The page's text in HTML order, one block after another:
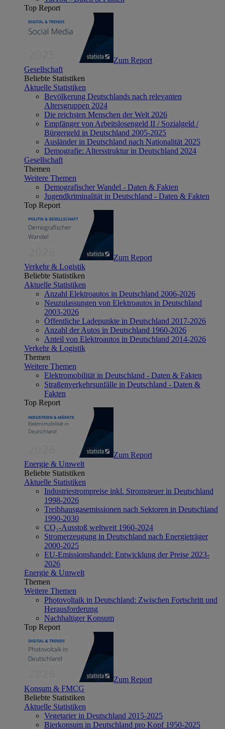
Top Report
Zum Report
Gesellschaft
Beliebte Statistiken
Aktuelle Statistiken
Bevölkerung Deutschlands nach relevanten
Altersgruppen 2024
Die reichsten Menschen der Welt 2026
Empfänger von Arbeitslosengeld II / Sozialgeld /
Bürgergeld in Deutschland 2005-2025
Ausländer in Deutschland nach Nationalität 2025
Demografie: Altersstruktur in Deutschland 2024
Gesellschaft
Themen
Weitere Themen
Demografischer Wandel - Daten & Fakten
Jugendkriminalität in Deutschland - Daten & Fakten
Top Report
Zum Report
Verkehr & Logistik
Beliebte Statistiken
Aktuelle Statistiken
Anzahl Elektroautos in Deutschland 2006-2026
Neuzulassungen von Elektroautos in Deutschland
2003-2026
Öffentliche Ladepunkte in Deutschland 2017-2026
Anzahl der Autos in Deutschland 1960-2026
Anteil von Elektroautos in Deutschland 2014-2026
Verkehr & Logistik
Themen
Weitere Themen
Elektromobilität in Deutschland - Daten & Fakten
Straßenverkehrsunfälle in Deutschland - Daten &
Fakten
Top Report
Zum Report
Energie & Umwelt
Beliebte Statistiken
Aktuelle Statistiken
Industriestrompreise inkl. Stromsteuer in Deutschland
1998-2026
Treibhausgasemissionen nach Sektoren in Deutschland
1990-2030
CO₂-Ausstoß weltweit 1960-2024
Stromerzeugung in Deutschland nach Energieträger
2000-2025
EU-Emissionshandel: Entwicklung der Preise 2023-
2026
Energie & Umwelt
Themen
Weitere Themen
Photovoltaik in Deutschland: Zwischen Fortschritt und
Herausforderung
Nachhaltiger Konsum
Top Report
Zum Report
Konsum & FMCG
Beliebte Statistiken
Aktuelle Statistiken
Vegetarier in Deutschland 2015-2025
Bierkonsum in Deutschland pro Kopf 1950-2025